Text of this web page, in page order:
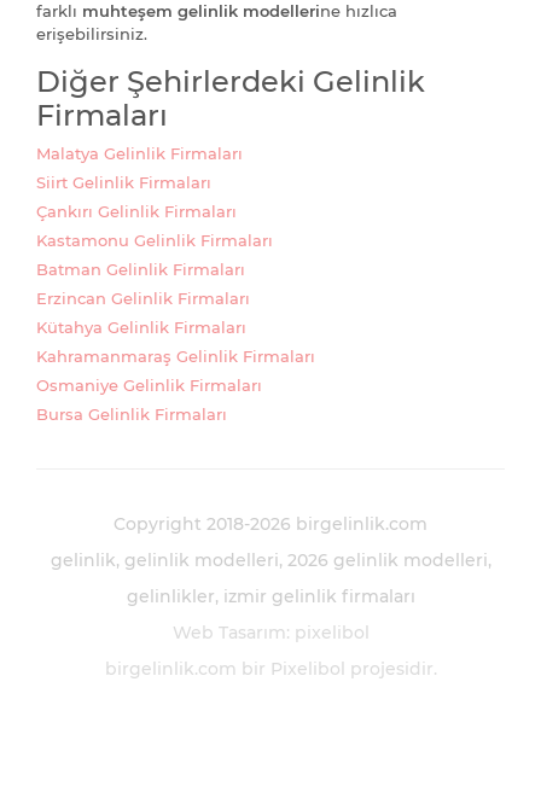
farklı muhteşem gelinlik modellerine hızlıca
erişebilirsiniz.
Diğer Şehirlerdeki Gelinlik
Firmaları
Malatya Gelinlik Firmaları
Siirt Gelinlik Firmaları
Çankırı Gelinlik Firmaları
Kastamonu Gelinlik Firmaları
Batman Gelinlik Firmaları
Erzincan Gelinlik Firmaları
Kütahya Gelinlik Firmaları
Kahramanmaraş Gelinlik Firmaları
Osmaniye Gelinlik Firmaları
Bursa Gelinlik Firmaları
Copyright 2018-2026 birgelinlik.com
gelinlik gelinlik modelleri 2026 gelinlik modelleri
gelinlikler izmir gelinlik firmaları
Web Tasarım: pixelibol
birgelinlik.com bir Pixelibol projesidir.